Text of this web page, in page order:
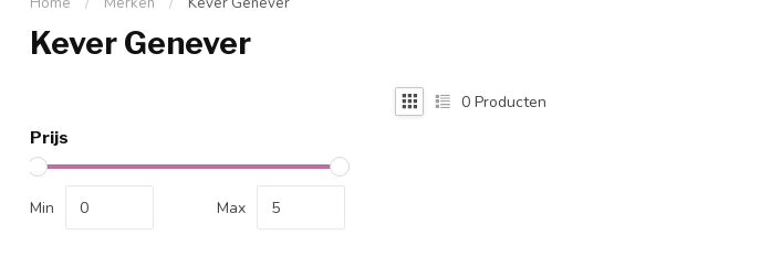
Kever Genever
Prijs
Min Max
0 Producten